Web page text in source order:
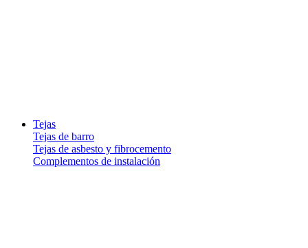
Tejas
Tejas de barro
Tejas de asbesto y fibrocemento
Complementos de instalación